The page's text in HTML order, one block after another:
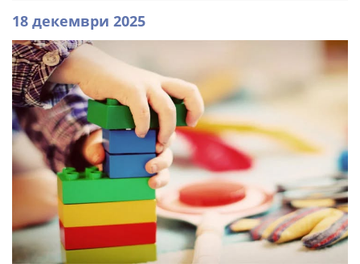
18 декември 2025